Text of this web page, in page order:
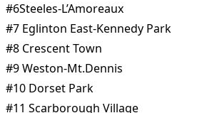
#6Steeles-L’Amoreaux
#7 Eglinton East-Kennedy Park
#8 Crescent Town
#9 Weston-Mt.Dennis
#10 Dorset Park
#11 Scarborough Village